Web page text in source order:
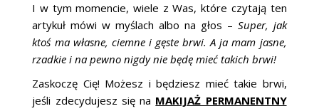
I w tym momencie, wiele z Was, które czytają ten
artykuł mówi w myślach albo na głos – Super, jak
ktoś ma własne, ciemne i gęste brwi. A ja mam jasne,
rzadkie i na pewno nigdy nie będę mieć takich brwi!
Zaskoczę Cię! Możesz i będziesz mieć takie brwi,
jeśli zdecydujesz się na MAKIJAŻ PERMANENTNY